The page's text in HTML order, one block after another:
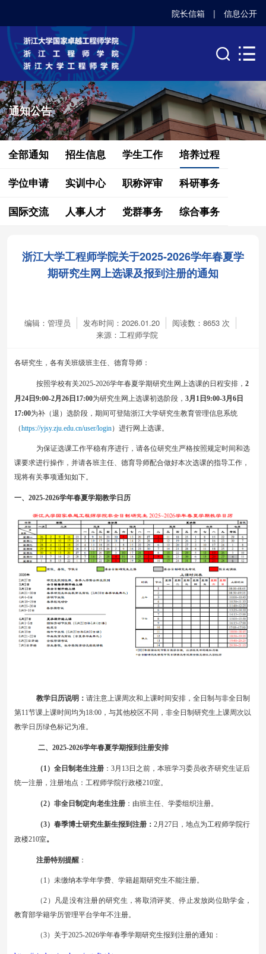
院长信箱 | 信息公开
通知公告
全部通知 招生信息 学生工作
培养过程
学位申请
实训中心 职称评审
科研事务
国际交流
人事人才 党群事务 综合事务
浙江大学工程师学院关于2025-2026学年春夏学
期研究生网上选课及报到注册的通知
编辑：管理员 发布时间：2026.01.20 阅读数： 8653 次
来源：工程师学院
各研究生，各有关班级班主任、德育导师：
按照学校有关2025-2026学年春夏学期研究生网上选课的日程安排， 2
月 24 日 9:00-2月 26 日 17:00为研究生网上选课初选阶段， 3月 1 日 9:00-3月 6 日
17:00为补（退）选阶段 ， 期间可登陆浙江大学研究生教育管理信息系统
（https://yjsy.zju.edu.cn/user/login） 进行网上选课。
为保证选课工作平稳有序进行，请各位研究生严格按照规定时间和选
课要求进行操作，并请各班主任、德育导师配合做好本次选课的指导工作，
现将有关事项通知如下。
一、 2025-2026学年春夏学期教学日历
教学日历说明： 请注意上课周次和上课时间安排，全日制与非全日制
第11节课上课时间均为18:00 ，与其他校区不同，非全日制研究生上课周次以
教学日历绿色标记为准。
二、 2025-2026学年春夏学期报到注册安排
（1 ）全日制老生注册 ： 3月 13日之前，本班学习委员收齐研究生证后
统一注册，注册地点：工程师学院行政楼210室。
（2）非全日制定向老生注册 ： 由班主任、学委组织注册。
（3）春季博士研究生新生报到注册： 2月27日， 地点为工程师学院行
政楼210室。
注册特别提醒 ：
（ 1 ）未缴纳本学年学费、学籍超期研究生不能注册。
（2 ）凡是没有注册的研究生，将取消评奖、停止发放岗位助学金，
教育部学籍学历管理平台学年不注册。
（3）关于2025-2026学年春季学期研究生报到注册的通知：